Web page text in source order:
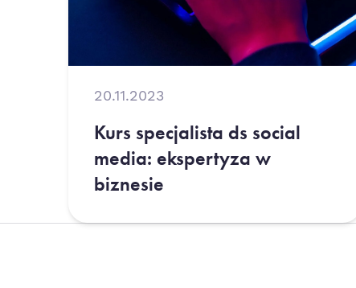
20.11.2023
Kurs specjalista ds social
media: ekspertyza w
biznesie